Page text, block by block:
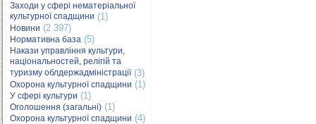
Заходи у сфері нематеріальної
культурної спадщини (1)
Новини (2 397)
Нормативна база (5)
Накази управління культури,
національностей, релігій та
туризму облдержадміністрації(3)
Охорона культурної спадщини (1)
У сфері культури (1)
Оголошення (загальні) (1)
Охорона культурної спадщини (4)